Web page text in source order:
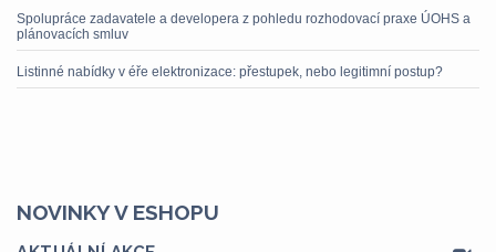
Spolupráce zadavatele a developera z pohledu rozhodovací praxe ÚOHS a
plánovacích smluv
Listinné nabídky v éře elektronizace: přestupek, nebo legitimní postup?
NOVINKY V ESHOPU